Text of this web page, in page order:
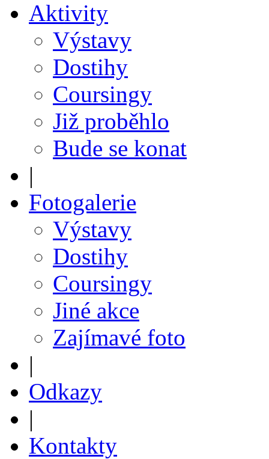
Aktivity
Výstavy
Dostihy
Coursingy
Již proběhlo
Bude se konat
|
Fotogalerie
Výstavy
Dostihy
Coursingy
Jiné akce
Zajímavé foto
|
Odkazy
|
Kontakty